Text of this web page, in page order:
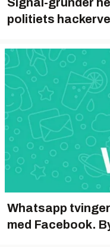
politiets
Whatsapp
med Facebook.